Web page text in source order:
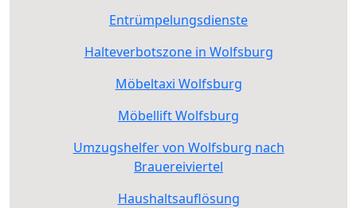
Entrümpelungsdienste
Halteverbotszone in Wolfsburg
Möbeltaxi Wolfsburg
Möbellift Wolfsburg
Umzugshelfer von Wolfsburg nach
Brauereiviertel
Haushaltsauflösung